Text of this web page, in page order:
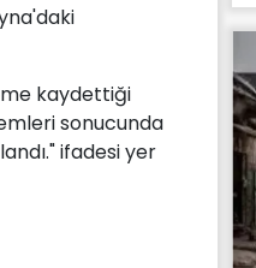
kaydettiği
sonucunda
ifadesi yer